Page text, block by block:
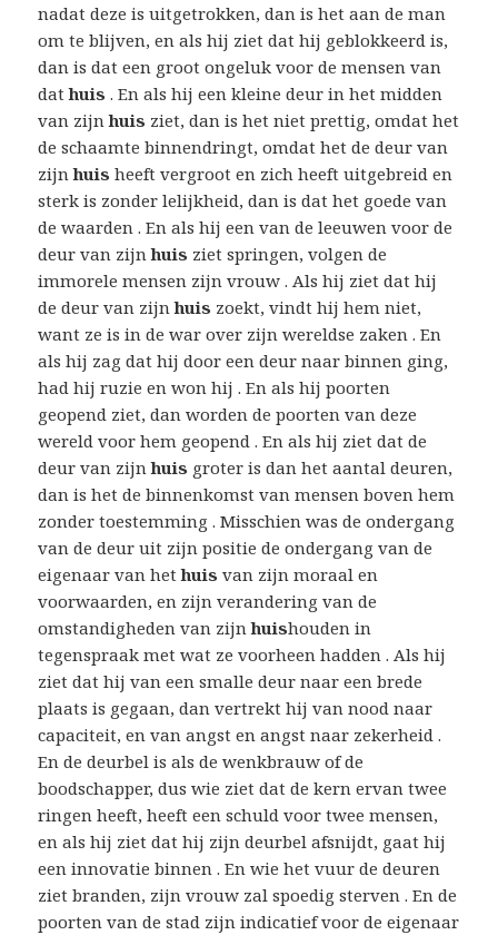
nadat deze is uitgetrokken, dan is het aan de man
om te blijven, en als hij ziet dat hij geblokkeerd is,
dan is dat een groot ongeluk voor de mensen van
dathuis . En als hij een kleine deur in het midden
van zijnhuis ziet, dan is het niet prettig, omdat het
de schaamte binnendringt, omdat het de deur van
zijnhuis heeft vergroot en zich heeft uitgebreid en
sterk is zonder lelijkheid, dan is dat het goede van
de waarden . En als hij een van de leeuwen voor de
deur van zijnhuis ziet springen, volgen de
immorele mensen zijn vrouw . Als hij ziet dat hij
de deur van zijnhuis zoekt, vindt hij hem niet,
want ze is in de war over zijn wereldse zaken . En
als hij zag dat hij door een deur naar binnen ging,
had hij ruzie en won hij . En als hij poorten
geopend ziet, dan worden de poorten van deze
wereld voor hem geopend . En als hij ziet dat de
deur van zijnhuis groter is dan het aantal deuren,
dan is het de binnenkomst van mensen boven hem
zonder toestemming . Misschien was de ondergang
van de deur uit zijn positie de ondergang van de
eigenaar van hethuis van zijn moraal en
voorwaarden, en zijn verandering van de
omstandigheden van zijnhuishouden in
tegenspraak met wat ze voorheen hadden . Als hij
ziet dat hij van een smalle deur naar een brede
plaats is gegaan, dan vertrekt hij van nood naar
capaciteit, en van angst en angst naar zekerheid .
En de deurbel is als de wenkbrauw of de
boodschapper, dus wie ziet dat de kern ervan twee
ringen heeft, heeft een schuld voor twee mensen,
en als hij ziet dat hij zijn deurbel afsnijdt, gaat hij
een innovatie binnen . En wie het vuur de deuren
ziet branden, zijn vrouw zal spoedig sterven . En de
poorten van de stad zijn indicatief voor de eigenaar